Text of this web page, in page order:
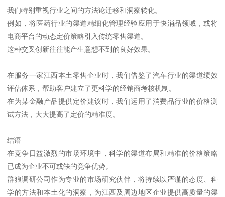
我们特别重视行业之间的方法论迁移和洞察转化。
例如，将医药行业的渠道精细化管理经验应用于快消品领域，或将
电商平台的动态定价策略引入传统零售渠道。
这种交叉创新往往能产生意想不到的良好效果。
在服务一家江西本土零售企业时，我们借鉴了汽车行业的渠道绩效
评估体系，帮助客户建立了更科学的经销商考核机制。
在为某金融产品提供定价建议时，我们运用了消费品行业的价格测
试方法，大大提高了定价的精准度。
结语
在竞争日益激烈的市场环境中，科学的渠道布局和精准的价格策略
已成为企业不可或缺的竞争优势。
群狼调研公司作为专业的市场研究伙伴，将持续以严谨的态度、科
学的方法和本土化的洞察，为江西及周边地区企业提供高质量的渠